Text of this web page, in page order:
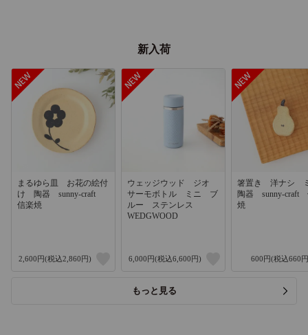
新入荷
まるゆら皿 お花の絵付
け 陶器 sunny-craft
信楽焼
2,600円(税込2,860円)
ウェッジウッド ジオ
サーモボトル ミニ ブ
ルー ステンレス
WEDGWOOD
6,000円(税込6,600円)
箸置き 洋ナシ
陶器 sunny-craft
焼
600円(税込660
もっと見る